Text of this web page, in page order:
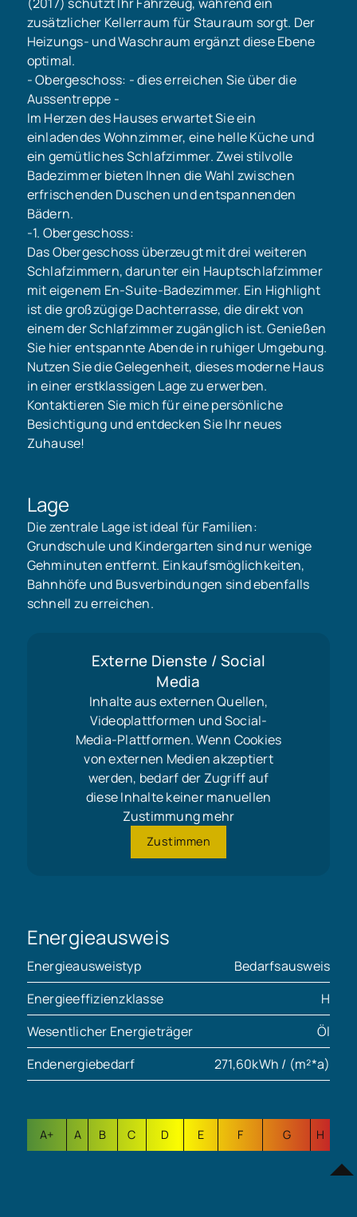
zusätzlicher Kellerraum für Stauraum sorgt. Der
Heizungs- und Waschraum ergänzt diese Ebene
optimal.
- Obergeschoss: - dies erreichen Sie über die
Aussentreppe -
Im Herzen des Hauses erwartet Sie ein
einladendes Wohnzimmer, eine helle Küche und
ein gemütliches Schlafzimmer. Zwei stilvolle
Badezimmer bieten Ihnen die Wahl zwischen
erfrischenden Duschen und entspannenden
Bädern.
-1. Obergeschoss:
Das Obergeschoss überzeugt mit drei weiteren
Schlafzimmern, darunter ein Hauptschlafzimmer
mit eigenem En-Suite-Badezimmer. Ein Highlight
ist die großzügige Dachterrasse, die direkt von
einem der Schlafzimmer zugänglich ist. Genießen
Sie hier entspannte Abende in ruhiger Umgebung.
Nutzen Sie die Gelegenheit, dieses moderne Haus
in einer erstklassigen Lage zu erwerben.
Kontaktieren Sie mich für eine persönliche
Besichtigung und entdecken Sie Ihr neues
Zuhause!
Lage
Die zentrale Lage ist ideal für Familien:
Grundschule und Kindergarten sind nur wenige
Gehminuten entfernt. Einkaufsmöglichkeiten,
Bahnhöfe und Busverbindungen sind ebenfalls
schnell zu erreichen.
Externe Dienste / Social
Media
Inhalte aus externen Quellen,
Videoplattformen und Social-
Media-Plattformen. Wenn Cookies
von externen Medien akzeptiert
werden, bedarf der Zugriff auf
diese Inhalte keiner manuellen
Zustimmung mehr
Zustimmen
Energieausweis
Energieausweistyp
Bedarfsausweis
Energieeffizienzklasse
H
Wesentlicher Energieträger
Öl
Endenergiebedarf
271,60kWh / (m²*a)
A+ A B C D E F G H